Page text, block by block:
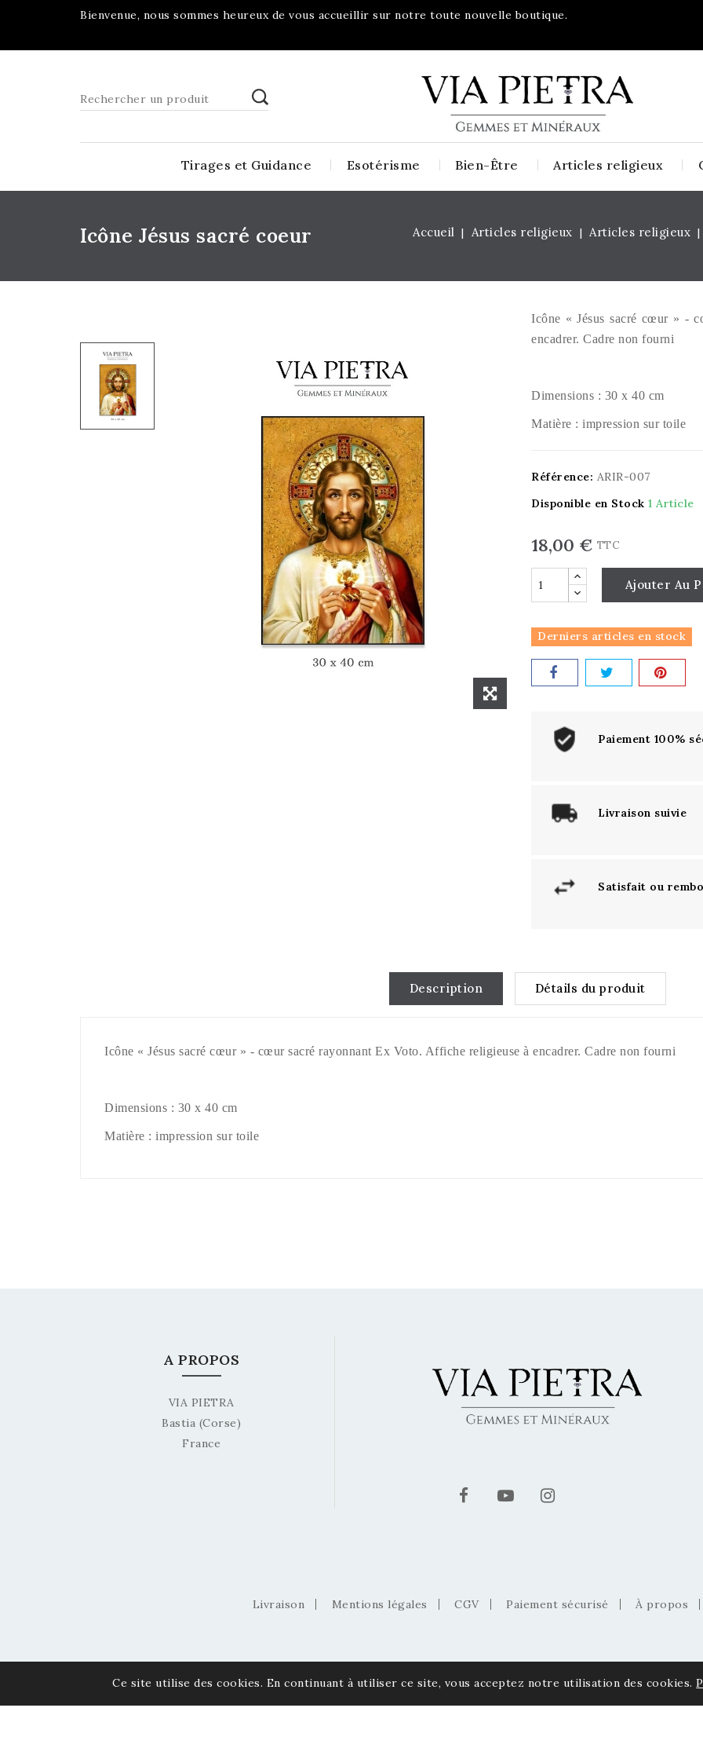
Bienvenue, nous sommes heureux de vous accueillir sur notre toute nouvelle boutique.
Tirages et Guidance Esotérisme Bien-Être Articles religieux
Icône Jésus sacré coeur Accueil Articles religieux Articles religieux
Icône « Jésus sacré cœur » -
encadrer. Cadre non fourni
Dimensions : 30 x 40 cm
Matière : impression sur toile
Référence: ARIR-007
Disponible en Stock 1 Article
18,00 € TTC
Ajouter Au
Derniers articles en stock
Paiement 100%
Livraison suivie
Satisfait ou
Description Détails du produit
Icône « Jésus sacré cœur » - cœur sacré rayonnant Ex Voto. Affiche religieuse à encadrer. Cadre non fourni
Dimensions : 30 x 40 cm
Matière : impression sur toile
A PROPOS
VIA PIETRA
Bastia (Corse)
France
Livraison Mentions légales CGV Paiement sécurisé À propos
Ce site utilise des cookies. En continuant à utiliser ce site, vous acceptez notre utilisation des cookies.